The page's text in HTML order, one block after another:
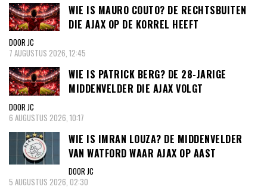
WIE IS MAURO COUTO? DE RECHTSBUITEN
DIE AJAX OP DE KORREL HEEFT
DOOR JC
7 AUGUSTUS 2026, 12:45
WIE IS PATRICK BERG? DE 28-JARIGE
MIDDENVELDER DIE AJAX VOLGT
DOOR JC
6 AUGUSTUS 2026, 10:17
WIE IS IMRAN LOUZA? DE MIDDENVELDER
VAN WATFORD WAAR AJAX OP AAST
DOOR JC
5 AUGUSTUS 2026, 02:30